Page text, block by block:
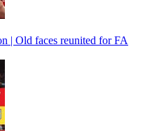
| Old faces reunited for FA